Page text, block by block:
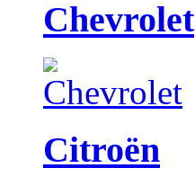
Chevrolet
Citroën